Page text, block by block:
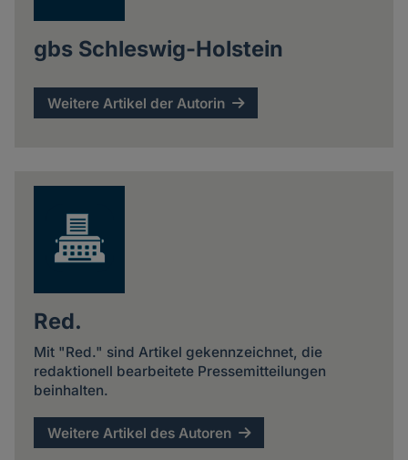
gbs Schleswig-Holstein
Weitere Artikel der Autorin
Red.
Mit "Red." sind Artikel gekennzeichnet, die
redaktionell bearbeitete Pressemitteilungen
beinhalten.
Weitere Artikel des Autoren